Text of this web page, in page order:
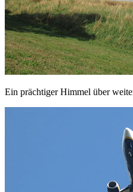
Ein prächtiger Himmel über